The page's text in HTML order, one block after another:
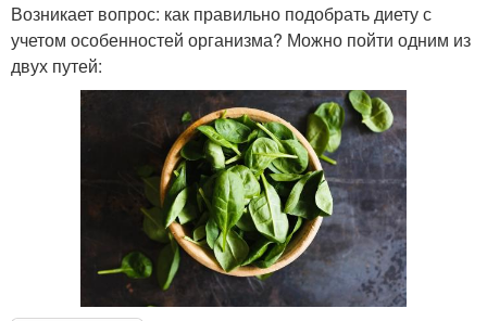
Возникает вопрос: как правильно подобрать диету с
учетом особенностей организма? Можно пойти одним из
двух путей: